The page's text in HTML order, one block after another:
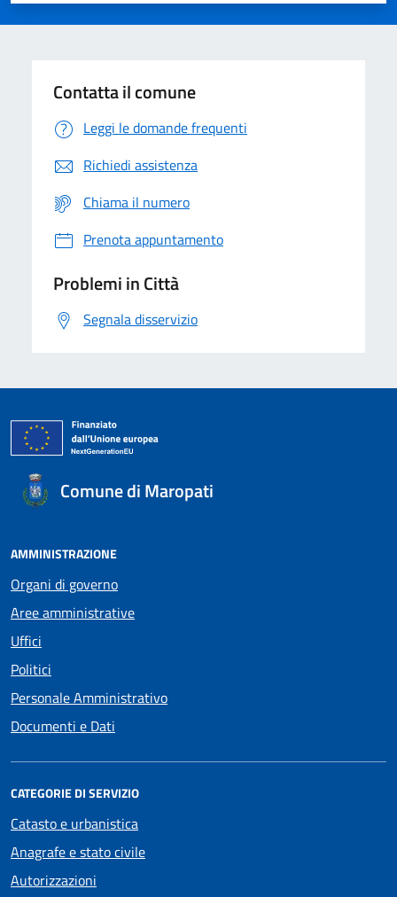
Contatta il comune
Leggi le domande frequenti
Richiedi assistenza
Chiama il numero
Prenota appuntamento
Problemi in Città
Segnala disservizio
Comune di Maropati
AMMINISTRAZIONE
Organi di governo
Aree amministrative
Uffici
Politici
Personale Amministrativo
Documenti e Dati
CATEGORIE DI SERVIZIO
Catasto e urbanistica
Anagrafe e stato civile
Autorizzazioni